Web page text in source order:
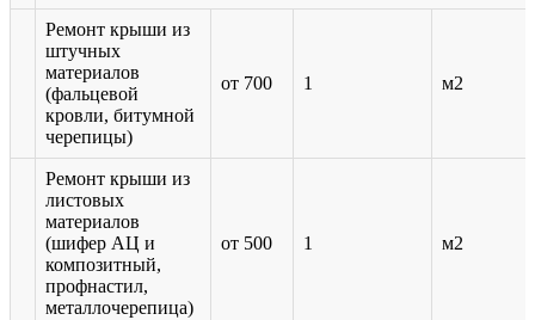
Ремонт крыши из
штучных
материалов
(фальцевой
кровли, битумной
черепицы)
от 700 1 м2
Ремонт крыши из
листовых
материалов
(шифер АЦ и
композитный,
профнастил,
металлочерепица)
от 500 1 м2